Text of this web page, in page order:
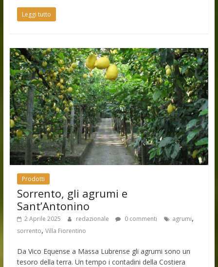
Leggi tutto
Prodotti
Sorrento, gli agrumi e
Sant’Antonino
2 Aprile 2025 redazionale 0 commenti agrumi,
sorrento, Villa Fiorentino
Da Vico Equense a Massa Lubrense gli agrumi sono un
tesoro della terra. Un tempo i contadini della Costiera